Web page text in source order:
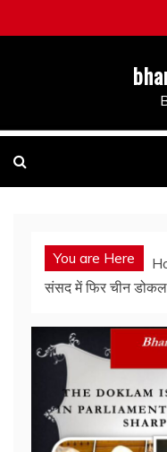
to
You are Here
संसद में फिर चीन